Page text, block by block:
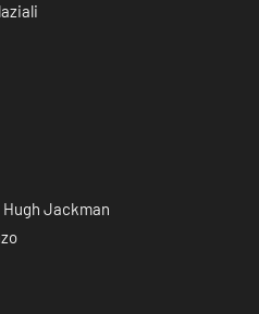
Jackman